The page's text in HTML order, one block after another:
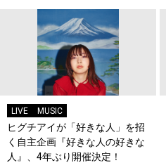
LIVE MUSIC
ヒグチアイが「好きな人」を招
く自主企画『好きな人の好きな
人』、4年ぶり開催決定！